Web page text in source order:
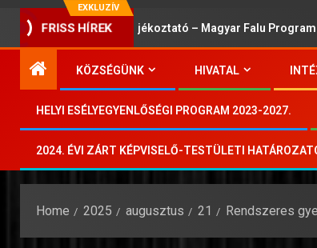
EXKLUZÍV
FRISS HÍREK
Lakossági Tájékoztató – Magyar Falu Program
KÖZSÉGÜNK HIVATAL
HELYI ESÉLYEGYENLŐSÉGI PROGRAM 2023-2027.
2024. ÉVI ZÁRT KÉPVISELŐ-TESTÜLETI
Home 2025 augusztus 21 Rendszeres